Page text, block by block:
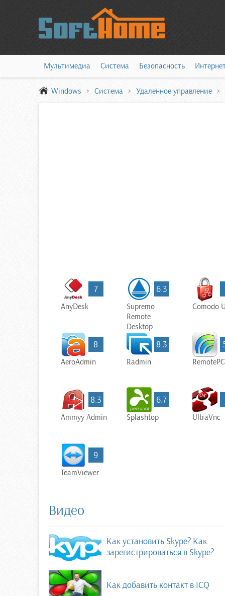
Мультимедиа Система Безопасность
Windows Система Удаленное управление
7
AnyDesk
6.3
Supremo
Remote
Desktop
Comodo
8
AeroAdmin
8.3
Radmin RemotePC
8.3
Ammyy Admin
6.7
Splashtop UltraVnc
9
TeamViewer
Видео
Как установить Skype? Как
зарегистрироваться в Skype?
Как добавить контакт в ICQ